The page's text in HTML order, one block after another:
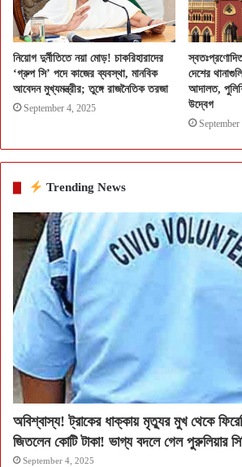
নিয়োগ দুর্নীতিতে নয়া মোড়! চাকরিহারাদের
‘গ্রুপ সি’ পদে কাজের ব্যবস্থা, মানবিক
আবেদন মুখ্যমন্ত্রীর; তুঙ্গে রাজনৈতিক তরজা
September 4, 2025
দেশের
আদালত,
উদ্বেগ
Trending News
অবিশ্বাস্য! ট্রাকের ধাক্কায় মৃত্যুর মুখ থেকে
জিতলেন কোটি টাকা! ভাগ্য বদলে গেল পুরুলিয়ার
September 4, 2025